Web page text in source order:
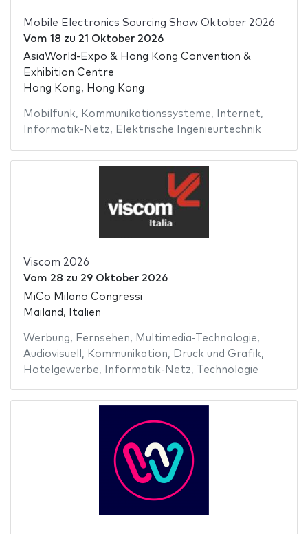
Mobile Electronics Sourcing Show Oktober 2026
Vom 18 zu 21 Oktober 2026
AsiaWorld-Expo & Hong Kong Convention &
Exhibition Centre
Hong Kong, Hong Kong
Mobilfunk, Kommunikationssysteme, Internet,
Informatik-Netz, Elektrische Ingenieurtechnik
Viscom 2026
Vom 28 zu 29 Oktober 2026
MiCo Milano Congressi
Mailand, Italien
Werbung, Fernsehen, Multimedia-Technologie,
Audiovisuell , Kommunikation, Druck und Grafik,
Hotelgewerbe, Informatik-Netz, Technologie